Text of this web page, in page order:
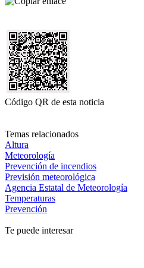
Código QR de esta noticia
Temas relacionados
Altura
Meteorología
Prevención de incendios
Previsión meteorológica
Agencia Estatal de Meteorología
Temperaturas
Prevención
Te puede interesar